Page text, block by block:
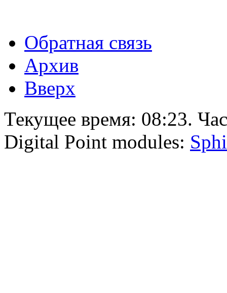
Обратная связь
Архив
Вверх
Текущее время: 08:23.
Digital Point modules: